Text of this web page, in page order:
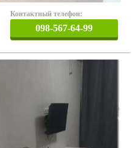
Контактный телефон:
098-567-64-99